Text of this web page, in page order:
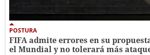
POSTURA
FIFA admite errores en su
el Mundial y no tolerará más